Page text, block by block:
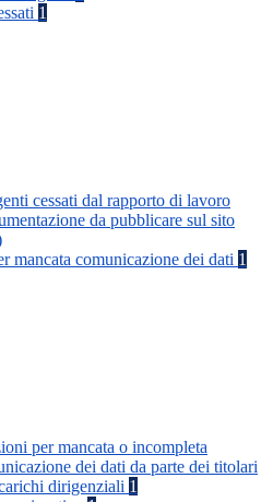
1
cessati dal rapporto di lavoro
da pubblicare sul sito
mancata comunicazione dei dati 1
per mancata o incompleta
dei dati da parte dei titolari
dirigenziali 1